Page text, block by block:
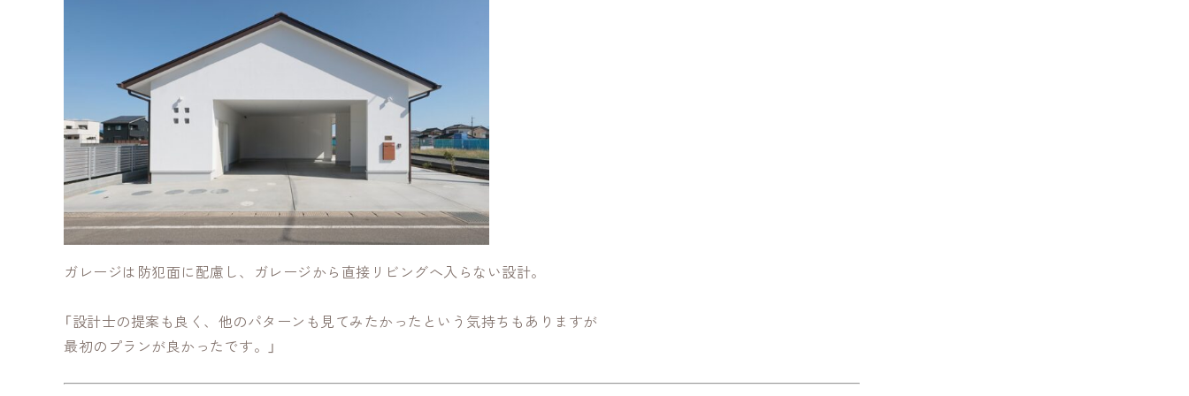
ガレージは防犯面に配慮し、ガレージから直接リビングへ入らない設計。
「設計士の提案も良く、他のパターンも見てみたかったという気持ちもありますが
最初のプランが良かったです。」